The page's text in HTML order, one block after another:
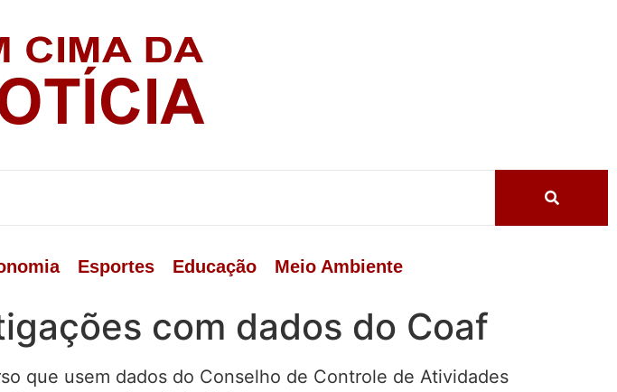
Esportes Educação Meio Ambiente
com dados do Coaf
que usem dados do Conselho de Controle de Atividades